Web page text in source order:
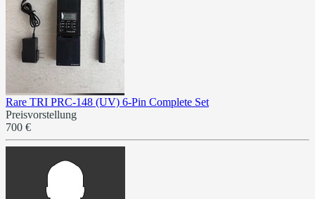
Rare TRI PRC-148 (UV) 6-Pin Complete Set
Preisvorstellung
700 €